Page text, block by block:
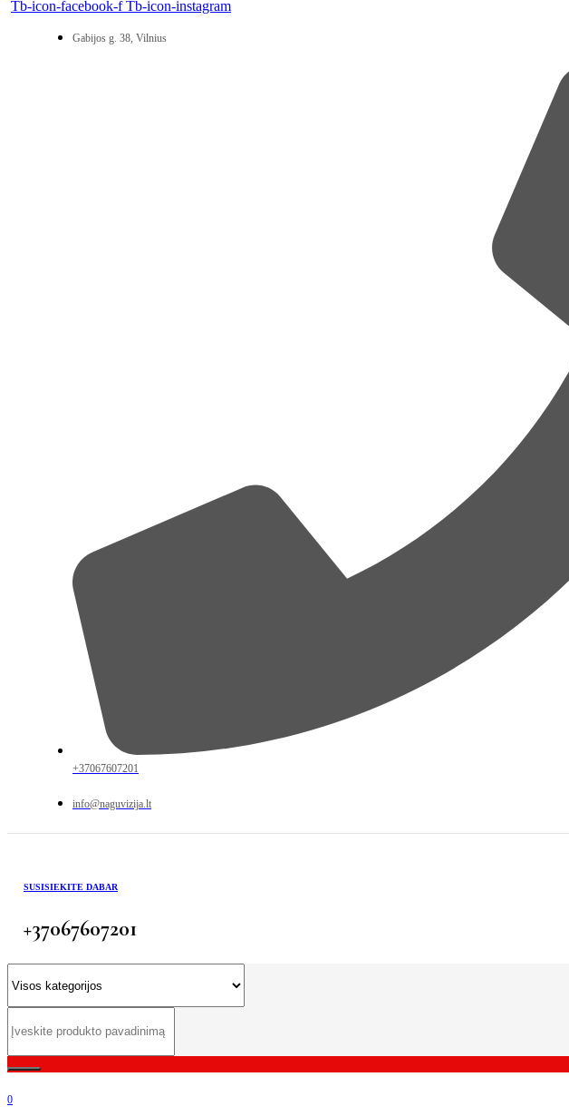
Tb-icon-facebook-f Tb-icon-instagram
Gabijos g. 38, Vilnius
+37067607201
info@naguvizija.lt
SUSISIEKITE DABAR
+37067607201
0